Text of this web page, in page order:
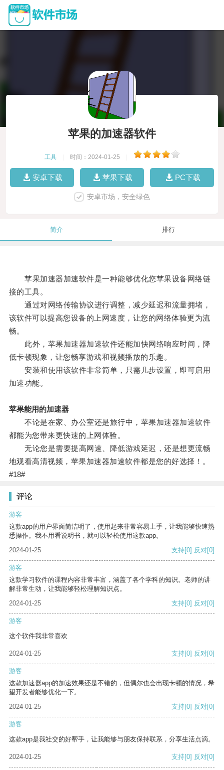
苹果的加速器软件
工具 时间：2024-01-25
安卓下载 苹果下载 PC下载
安卓市场，安全绿色
简介 排行
苹果加速器加速软件是一种能够优化您苹果设备网络链
接的工具。
通过对网络传输协议进行调整，减少延迟和流量拥堵，
该软件可以提高您设备的上网速度，让您的网络体验更为流
畅。
此外，苹果加速器加速软件还能加快网络响应时间，降
低卡顿现象，让您畅享游戏和视频播放的乐趣。
安装和使用该软件非常简单，只需几步设置，即可启用
加速功能。
苹果能用的加速器
不论是在家、办公室还是旅行中，苹果加速器加速软件
都能为您带来更快速的上网体验。
无论您是需要提高网速、降低游戏延迟，还是想更流畅
地观看高清视频，苹果加速器加速软件都是您的好选择！。
#18#
评论
游客
这款app的用户界面简洁明了，使用起来非常容易上手，让我能够快速熟
悉操作。我不用看说明书，就可以轻松使用这款app。
2024-01-25
支持[0] 反对[0]
游客
这款学习软件的课程内容非常丰富，涵盖了各个学科的知识。老师的讲
解非常生动，让我能够轻松理解知识点。
2024-01-25
支持[0] 反对[0]
游客
这个软件我非常喜欢
2024-01-25 支持[0] 反对[0]
游客
这款加速器app的加速效果还是不错的，但偶尔也会出现卡顿的情况，希
望开发者能够优化一下。
2024-01-25
支持[0] 反对[0]
游客
这款app是我社交的好帮手，让我能够与朋友保持联系，分享生活点滴。
2024-01-25 支持[0] 反对[0]